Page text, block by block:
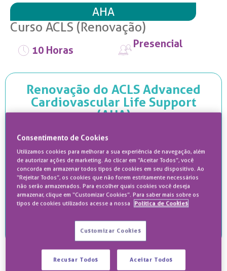
AHA
Curso ACLS (Renovação)
10 Horas
Presencial
Renovação do ACLS Advanced
Cardiovascular Life Support
(AHA)
desenvolver habilidades necessárias para salvar
equipe especializada, tanto dentro quanto fora do
hospital, portanto ao completar o curso você
deverá ter conhecimento cognitivo, afetivo e
psicomotor para avaliar e conduzir uma situação
de RCP.
Para quem é este curso?
Consentimento de Cookies
Utilizamos cookies para melhorar a sua experiência de navegação, além
de autorizar ações de marketing. Ao clicar em “Aceitar Todos”, você
concorda em armazenar todos tipos de cookies em seu dispositivo. Ao
“Rejeitar Todos”, os cookies que não forem estritamente necessários
não serão armazenados. Para escolher quais cookies você deseja
armazenar, clique em “Customizar Cookies”. Para saber mais sobre os
tipos de cookies utilizados acesse a nossa
Política de Cookies
Customizar Cookies
Recusar Todos Aceitar Todos